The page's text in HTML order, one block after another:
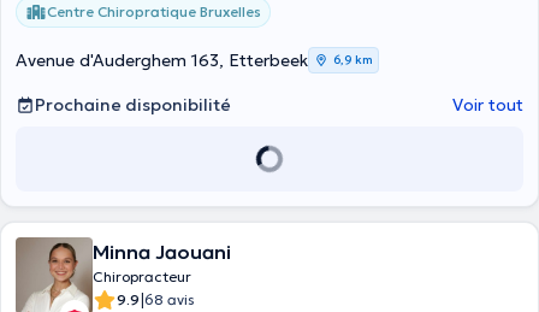
Centre Chiropratique Bruxelles
Avenue d'Auderghem 163, Etterbeek 6,9 km
Prochaine disponibilité Voir tout
Minna Jaouani
Chiropracteur
9.9|68 avis